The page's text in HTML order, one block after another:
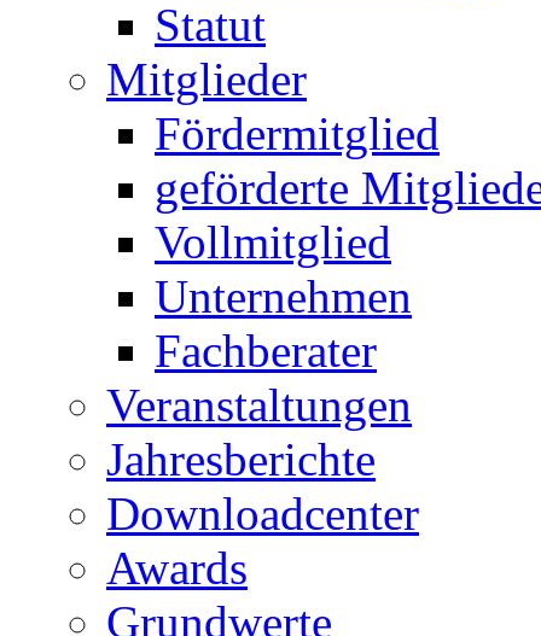
Statut
Mitglieder
Fördermitglied
geförderte
Vollmitglied
Unternehmen
Fachberater
Veranstaltungen
Jahresberichte
Downloadcenter
Awards
Grundwerte